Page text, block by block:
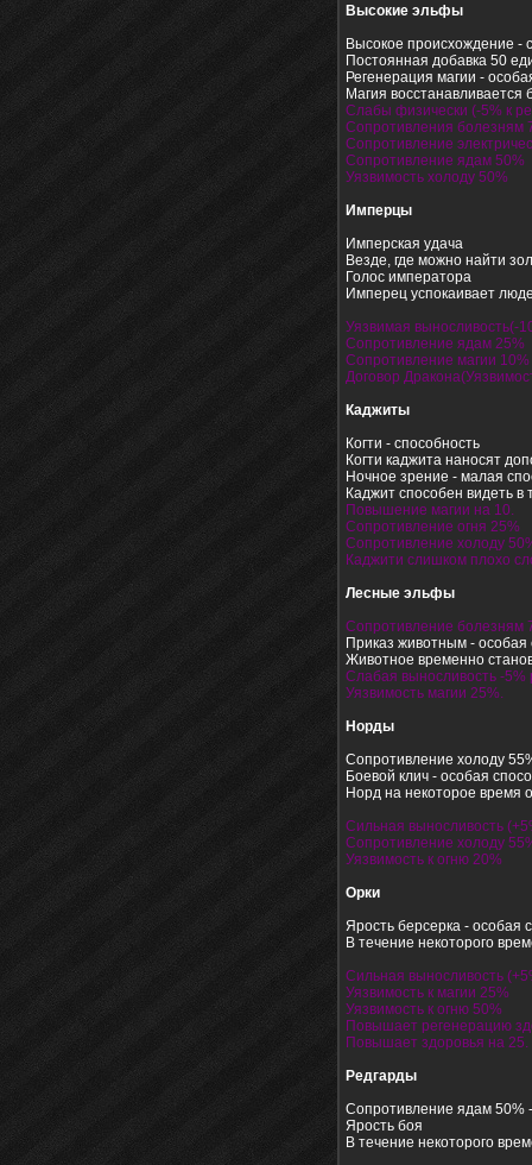
Высокие эльфы
Высокое происхождение -
Постоянная добавка 50
Регенерация магии -
Магия восстанавливается
Слабы физически (-5% к
Сопротивления болезням
Сопротивление
Сопротивление ядам 50%
Уязвимость холоду 50%
Имперцы
Имперская удача
Везде, где можно найти
Голос императора
Имперец успокаивает
Уязвимая выносливость(-
Сопротивление ядам 25%
Сопротивление магии 10%
Договор
Каджиты
Когти - способность
Когти каджита наносят
Ночное зрение - малая
Каджит способен видеть в
Повышение магии на 10.
Сопротивление огня 25%
Сопротивление холоду
Каджити слишком плохо
Лесные эльфы
Сопротивление болезням
Приказ животным - особая
Животное временно
Слабая выносливость -5%
Уязвимость магии 25%.
Норды
Сопротивление холоду
Боевой клич - особая
Норд на некоторое время
Сильная выносливость
Сопротивление холоду
Уязвимость к огню 20%
Орки
Ярость берсерка - особая
В течение некоторого
Сильная выносливость
Уязвимость к магии 25%
Уязвимость к огню 50%
Повышает регенерацию
Повышает здоровья на 25.
Редгарды
Сопротивление ядам 50%
Ярость боя
В течение некоторого